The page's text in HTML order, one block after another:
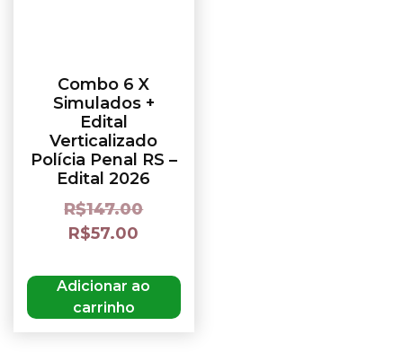
Combo 6 X
Simulados +
Edital
Verticalizado
Polícia Penal RS –
Edital 2026
R$147.00
R$57.00
Adicionar ao
carrinho